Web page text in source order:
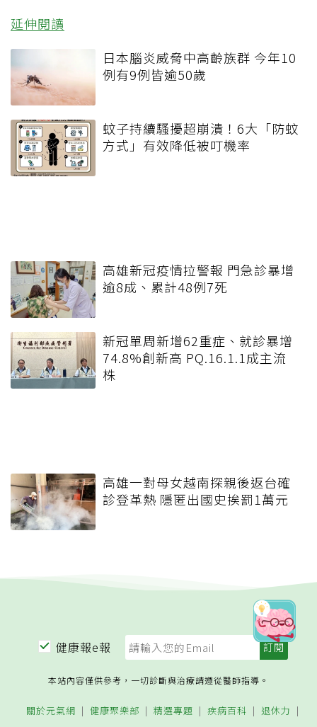
延伸閱讀
日本腦炎威脅中高齡族群 今年10
例有9例皆逾50歲
蚊子持續騷擾超崩潰！6大「防蚊
方式」有效降低被叮機率
高雄新冠疫情拉警報 門急診暴增
逾8成、累計48例7死
新冠單周新增62重症、就診暴增
74.8%創新高 PQ.16.1.1成主流
株
高雄一對母女越南探親後返台確
診登革熱 隱匿出國史挨罰1萬元
健康報e報
本站內容僅供參考，一切診斷與治療請遵從醫師指導。
關於元氣網 健康聚樂部 精選專題 疾病百科 退休力